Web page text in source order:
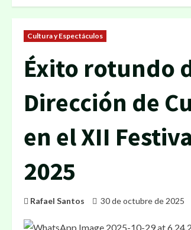
Cultura y Espectáculos
Éxito rotundo
Dirección de
en el XII
2025
Rafael Santos 30 de octubre de 2025